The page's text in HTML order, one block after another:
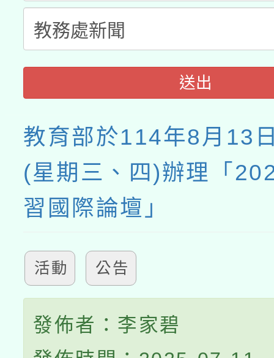
月28日止
送出
教育部於114年8月13
(星期三、四)辦理「
習國際論壇」
活動 公告
發佈者：李家碧